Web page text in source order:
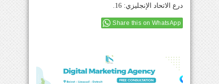
درع الاتحاد الإنجليزي: 16.
Share this on WhatsApp